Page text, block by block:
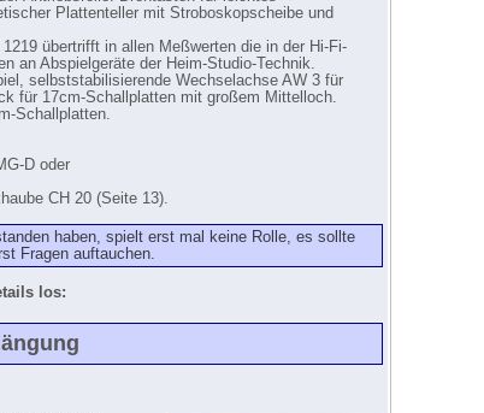
Plattenteller mit Stroboskopscheibe und
übertrifft in allen Meßwerten die in der Hi-Fi-
an Abspielgeräte der Heim-Studio-Technik.
selbststabilisierende Wechselachse AW 3 für
für 17cm-Schallplatten mit großem Mittelloch.
Schallplatten.
D oder
CH 20 (Seite 13).
haben, spielt erst mal keine Rolle, es sollte
Fragen auftauchen.
los: